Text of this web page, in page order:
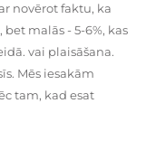
novērot faktu, ka
malās - 5-6%, kas
vai plaisāšana.
Mēs iesakām
tam, kad esat